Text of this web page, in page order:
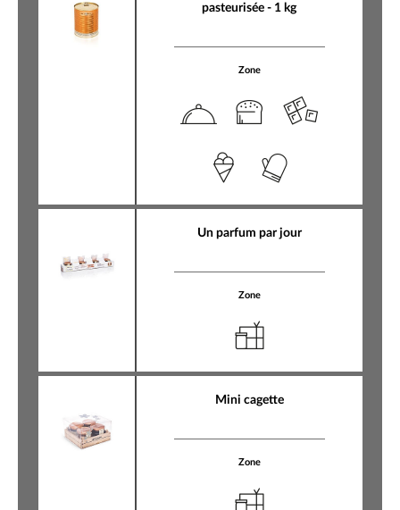
pasteurisée - 1 kg
Zone
Un parfum par jour
Zone
Mini cagette
Zone